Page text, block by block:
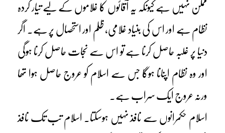
ممکن نہیں ہے کیونکہ یہ آقائوں کا غلاموں کے لیے تیار کردہ
نظام ہے اور اس کی بنیاد غلامی، ظلم اور استحصال پر ہے۔ اگر
دنیا پر غلبہ حاصل کرنا ہے تو اس سے نجات حاصل کرنا ہوگی
اور وہ نظام اپنانا ہوگا جس سے اسلام کو عروج حاصل ہوا تھا
ورنہ عروج ایک سراب ہے۔
اسلام حکمرانوں سے نافذ نہیں ہوسکتا۔ اسلام تب تک نافذ